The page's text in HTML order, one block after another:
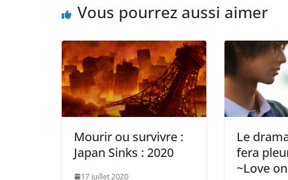
Vous pourrez aussi aimer
Mourir ou survivre :
Japan Sinks : 2020
17 juillet 2020
Le
fera
~Love